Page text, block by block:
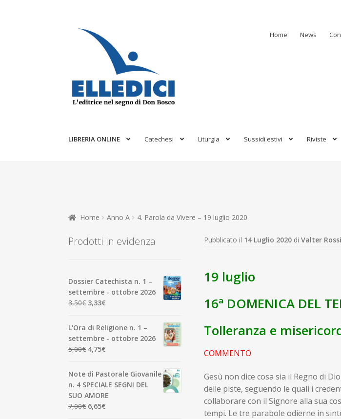
Vai
navigazione
Vai
contenuto
Home News
LIBRERIA ONLINE Catechesi Liturgia Sussidi estivi Riviste
Home Anno A 4. Parola da Vivere – 19 luglio 2020
Pubblicato il 14 Luglio 2020 di Valter Rossi
19 luglio
16ª DOMENICA DEL
Tolleranza e
COMMENTO
Gesù non dice cosa sia il Regno di
delle piste, seguendo le quali i
collaborare con il Signore alla sua
tempi. Le tre parabole odierne in
Prodotti in evidenza
Dossier Catechista n. 1 –
settembre - ottobre 2026
3,50€ Il
originale
era:
3,50€.
3,33€
attuale
è:
L'Ora di Religione n. 1 –
settembre - ottobre 2026
5,00€ Il
originale
era:
5,00€.
4,75€
attuale
è:
4,75€.
Note di Pastorale Giovanile
n. 4 SPECIALE SEGNI DEL
SUO AMORE
7,00€ Il
6,65€